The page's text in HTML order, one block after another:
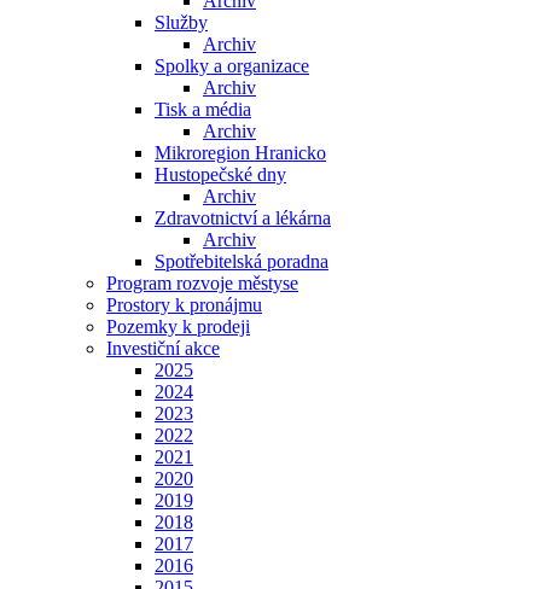
Služby
Archiv
Spolky a organizace
Archiv
Tisk a média
Archiv
Mikroregion Hranicko
Hustopečské dny
Archiv
Zdravotnictví a lékárna
Archiv
Spotřebitelská poradna
Program rozvoje městyse
Prostory k pronájmu
Pozemky k prodeji
Investiční akce
2025
2024
2023
2022
2021
2020
2019
2018
2017
2016